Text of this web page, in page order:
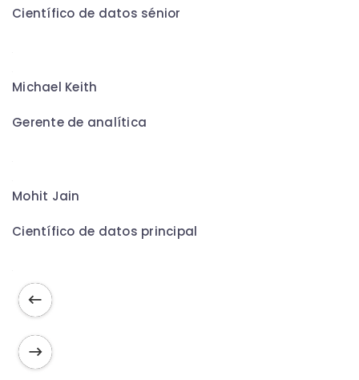
Científico de datos sénior
Michael Keith
Gerente de analítica
Mohit Jain
Científico de datos principal